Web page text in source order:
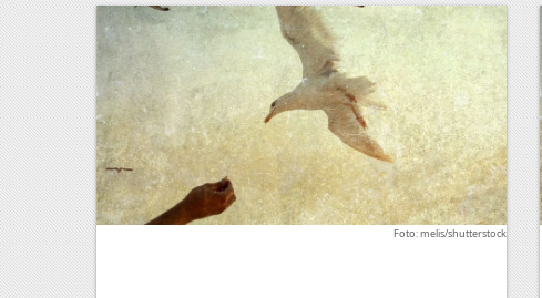
Foto: melis/shutterstock